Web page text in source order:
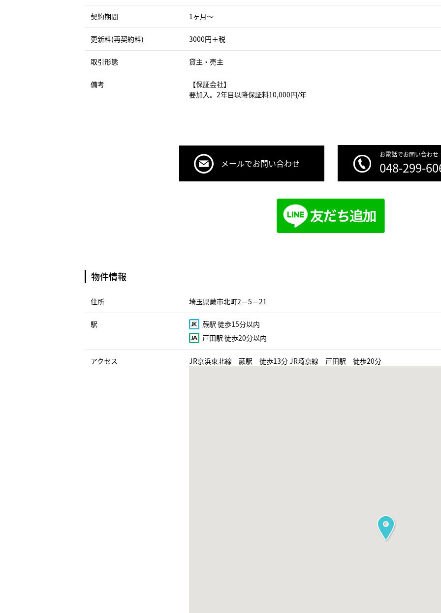
契約期間 1ヶ月〜
更新料(再契約料) 3000円＋税
取引形態 貸主・売主
備考
【保証会社】
要加入。2年目以降保証料10,000円/年
メールでお問い合わせ
お電話でお問い合わせ
048-299-
物件情報
住所 埼玉県蕨市北町2−5−21
駅
蕨駅 徒歩15分以内
戸田駅 徒歩20分以内
アクセス JR京浜東北線 蕨駅 徒歩13分 JR埼京線 戸田駅 徒歩20分